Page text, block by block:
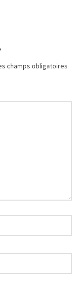
champs obligatoires